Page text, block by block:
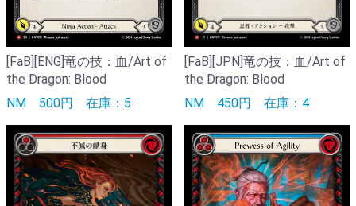
[FaB][ENG]竜の技：血/Art of
the Dragon: Blood
NM 500円 在庫：5
[FaB][JPN]竜の技：血/Art of
the Dragon: Blood
NM 450円 在庫：4